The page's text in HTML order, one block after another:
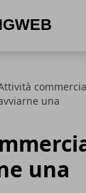
una
una